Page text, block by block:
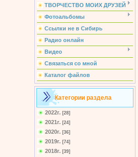
ТВОРЧЕСТВО МОИХ ДРУЗЕЙ
Фотоальбомы
Ссылки не в Сибирь
Радио онлайн
Видео
Связаться со мной
Каталог файлов
Категории раздела
2022г. [28]
2021г. [24]
2020г. [36]
2019г. [74]
2018г. [39]